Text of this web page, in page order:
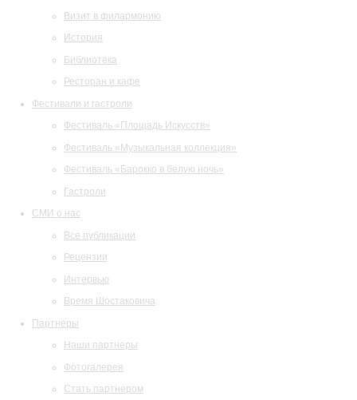
Визит в филармонию
История
Библиотека
Ресторан и кафе
Фестивали и гастроли
Фестиваль «Площадь Искусств»
Фестиваль «Музыкальная коллекция»
Фестиваль «Барокко в белую ночь»
Гастроли
СМИ о нас
Все публикации
Рецензии
Интервью
Время Шостаковича
Партнеры
Наши партнеры
Фотогалерея
Стать партнером